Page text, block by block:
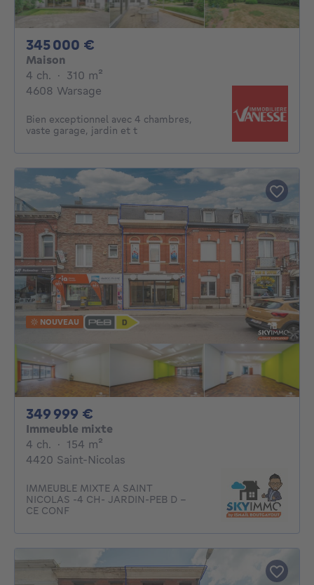
345 000 €
Maison
4 ch. 4 chambres
· 310 m²
4608 Warsage
Bien exceptionnel avec 4 chambres,
vaste garage, jardin et t
NOUVEAU
349 999 €
Immeuble mixte
4 ch. 4 chambres
· 154 m²
4420 Saint-Nicolas
IMMEUBLE MIXTE A SAINT
NICOLAS -4 CH- JARDIN-PEB D -
CE CONF